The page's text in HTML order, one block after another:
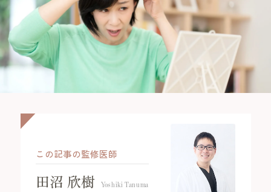
円形脱毛症治療 オルミエント治療薬®
ステロイド局所注射
新宿院 池袋院
表参道院 銀座院
立川院 町田院
仙台院 京都院
よくある質問
年代別お悩みガイド
FAGAコラム
FAGAセルフチェック診断
治療の流れ
この記事の監修医師
田沼 欣樹 Yoshiki Tanuma